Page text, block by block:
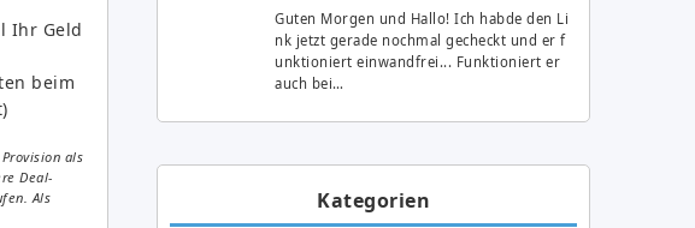
Ihr Geld
beim
als
Deal-
Als
Guten Morgen und Hallo! Ich habde den Li
nk jetzt gerade nochmal gecheckt und er f
unktioniert einwandfrei... Funktioniert er
auch bei…
Kategorien